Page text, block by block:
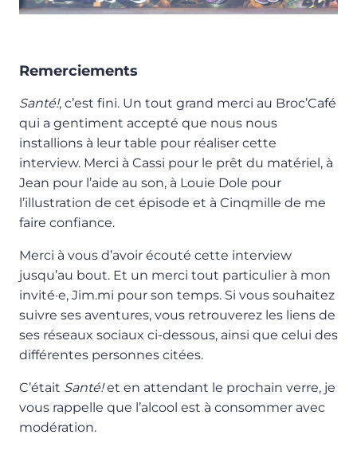
Remerciements
Santé!, c’est fini. Un tout grand merci au Broc’Café
qui a gentiment accepté que nous nous
installions à leur table pour réaliser cette
interview. Merci à Cassi pour le prêt du matériel, à
Jean pour l’aide au son, à Louie Dole pour
l’illustration de cet épisode et à Cinqmille de me
faire confiance.
Merci à vous d’avoir écouté cette interview
jusqu’au bout. Et un merci tout particulier à mon
invité·e, Jim.mi pour son temps. Si vous souhaitez
suivre ses aventures, vous retrouverez les liens de
ses réseaux sociaux ci-dessous, ainsi que celui des
différentes personnes citées.
C’était Santé!et en attendant le prochain verre, je
vous rappelle que l’alcool est à consommer avec
modération.